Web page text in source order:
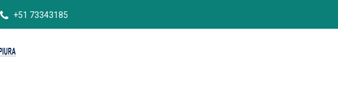
+51 73343185